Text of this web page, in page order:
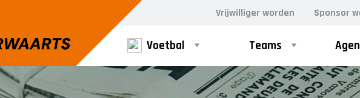
Vrijwilliger worden Sponsor
Voetbal Teams